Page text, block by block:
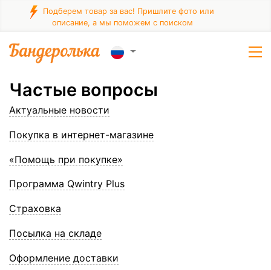
Подберем товар за вас! Пришлите фото или
описание, а мы поможем с поиском
Частые вопросы
Актуальные новости
Покупка в интернет-магазине
«Помощь при покупке»
Программа Qwintry Plus
Страховка
Посылка на складе
Оформление доставки